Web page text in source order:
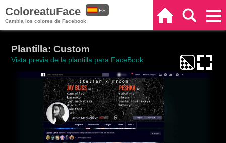
ColoreatuFace
Cambia los colores de Facebook
ES
Plantilla: Custom
Vista previa de la plantilla para FaceBook